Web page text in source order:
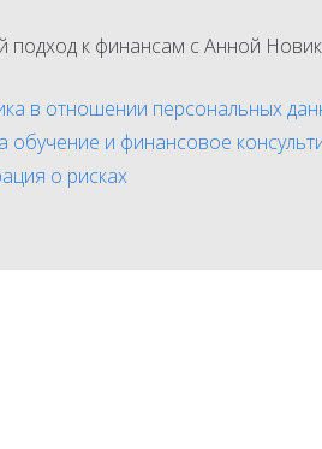
подход к финансам с Анной
в отношении персональных
обучение и финансовое
о рисках